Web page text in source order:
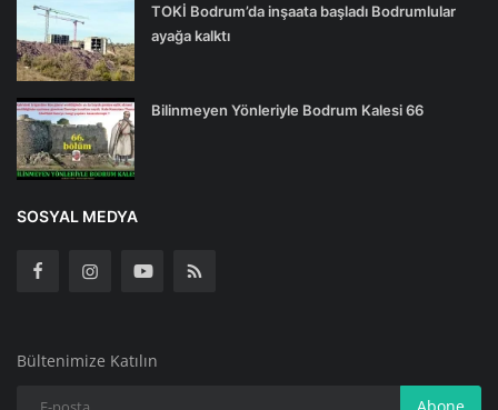
TOKİ Bodrum’da inşaata başladı Bodrumlular
ayağa kalktı
Bilinmeyen Yönleriyle Bodrum Kalesi 66
SOSYAL MEDYA
Bültenimize Katılın